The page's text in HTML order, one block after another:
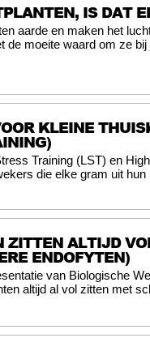
IS DAT
aarde en maken het
de moeite waard om ze
KLEINE
Training (LST) en
die elke gram uit hun
ZITTEN ALTIJD
ENDOFYTEN)
van Biologische
altijd al vol zitten met